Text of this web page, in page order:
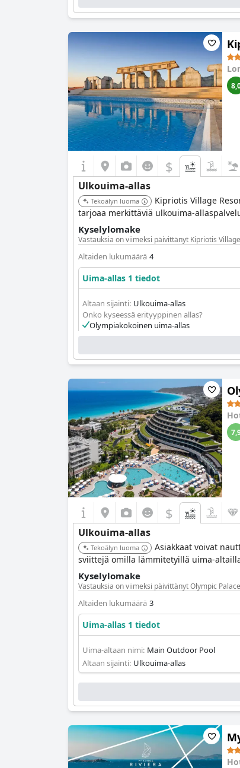
$
Ulkouima-allas
Tekoälyn luoma
Kipriotis Village
tarjoaa merkittäviä ulkouima-
Kyselylomake
Vastauksia on viimeksi päivittänyt Kipriotis
Altaiden lukumäärä 4
Uima-allas 1 tiedot
Altaan sijainti: Ulkouima-allas
Onko kyseessä erityyppinen allas?
Olympiakokoinen uima-allas
$
Ulkouima-allas
Tekoälyn luoma
Asiakkaat voivat
sviittejä omilla lämmitetyillä uima-
Kyselylomake
Vastauksia on viimeksi päivittänyt Olympic
Altaiden lukumäärä 3
Uima-allas 1 tiedot
Uima-altaan nimi: Main Outdoor Pool
Altaan sijainti: Ulkouima-allas